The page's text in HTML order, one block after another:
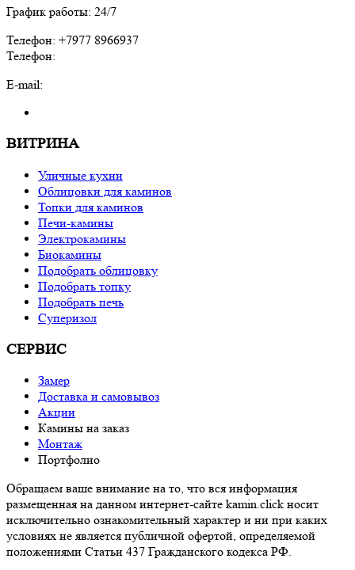
График работы: 24/7
Телефон: +7977 8966937
Телефон:
E-mail:
ВИТРИНА
Уличные кухни
Облицовки для каминов
Топки для каминов
Печи-камины
Электрокамины
Биокамины
Подобрать облицовку
Подобрать топку
Подобрать печь
Суперизол
СЕРВИС
Замер
Доставка и самовывоз
Акции
Камины на заказ
Монтаж
Портфолио
Обращаем ваше внимание на то, что вся информация
размещенная на данном интернет-сайте kamin.click носит
исключительно ознакомительный характер и ни при каких
условиях не является публичной офертой, определяемой
положениями Статьи 437 Гражданского кодекса РФ.